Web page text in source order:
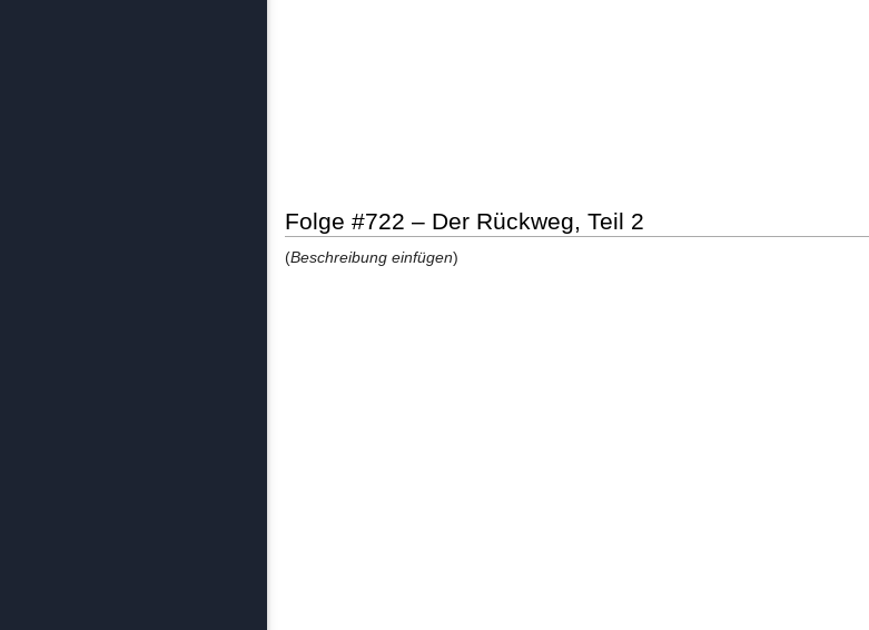
Folge #722 – Der Rückweg, Teil 2
(Beschreibung einfügen)